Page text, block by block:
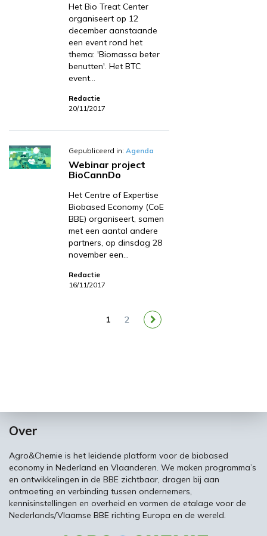
Het Bio Treat Center
organiseert op 12
december aanstaande
een event rond het
thema: 'Biomassa beter
benutten'. Het BTC
event…
Redactie
20/11/2017
Gepubliceerd in: Agenda
Webinar project
BioCannDo
Het Centre of Expertise
Biobased Economy (CoE
BBE) organiseert, samen
met een aantal andere
partners, op dinsdag 28
november een…
Redactie
16/11/2017
1 2
Over
Agro&Chemie is het leidende platform voor de biobased
economy in Nederland en Vlaanderen. We maken programma’s
en ontwikkelingen in de BBE zichtbaar, dragen bij aan
ontmoeting en verbinding tussen ondernemers,
kennisinstellingen en overheid en vormen de etalage voor de
Nederlands/Vlaamse BBE richting Europa en de wereld.